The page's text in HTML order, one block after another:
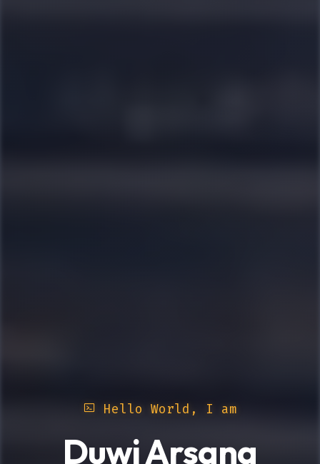
Hello World, I am
Duwi Arsana